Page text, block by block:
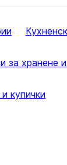
за хранене
купички